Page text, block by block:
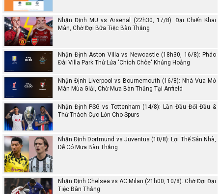
Nhận Định MU vs Arsenal (22h30, 17/8): Đại Chiến Khai
Màn, Chờ Đợi Bữa Tiệc Bàn Thắng
Nhận Định Aston Villa vs Newcastle (18h30, 16/8): Pháo
Đài Villa Park Thử Lửa 'Chích Chòe' Khủng Hoảng
Nhận Định Liverpool vs Bournemouth (16/8): Nhà Vua Mở
Màn Mùa Giải, Chờ Mưa Bàn Thắng Tại Anfield
Nhận Định PSG vs Tottenham (14/8): Lần Đầu Đối Đầu &
Thử Thách Cực Lớn Cho Spurs
Nhận Định Dortmund vs Juventus (10/8): Lợi Thế Sân Nhà,
Dễ Có Mưa Bàn Thắng
Nhận Định Chelsea vs AC Milan (21h00, 10/8): Chờ Đợi Đại
Tiệc Bàn Thắng